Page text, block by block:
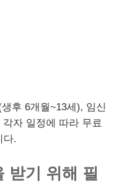
후 6개월~13세), 임신
자 일정에 따라 무료
다.
받기 위해 필